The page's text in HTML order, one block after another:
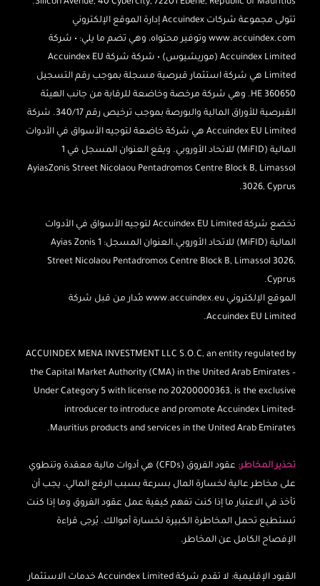
Silicon Avenue, 40 Cybercity, 72201 Ebène, Republic of Mauritius.
تتولى مجموعة شركات Accuindex إدارة الموقع الإلكتروني
www.accuindex.com وتوفير محتواه، وهي تضم ما يلي: • شركة
Accuindex Limited (موريشيوس) • شركة شركة Accuindex EU
Limited هي شركة استثمار قبرصية مسجلة بموجب رقم التسجيل
HE 360650. وهي شركة مرخصة وخاضعة للرقابة من جانب الهيئة
القبرصية للأوراق المالية والبورصة بموجب ترخيص رقم 340/17. شركة
Accuindex EU Limited هي شركة خاضعة لتوجيه الأسواق في الأدوات
المالية (MiFID) للاتحاد الأوروبي. ويقع العنوان المسجل في 1
AyiasZonis Street Nicolaou Pentadromos Centre Block B, Limassol
3026, Cyprus.
تخضع شركة Accuindex EU Limited لتوجيه الأسواق في الأدوات
المالية (MiFID) للاتحاد الأوروبي.
العنوان المسجل: 1 Ayias Zonis
Street Nicolaou Pentadromos Centre Block B, Limassol 3026,
Cyprus.
الموقع الإلكتروني www.accuindex.eu مُدار من قبل شركة
Accuindex EU Limited.
ACCUINDEX MENA INVESTMENT LLC S.O.C, an entity regulated by
the Capital Market Authority (CMA) in the United Arab Emirates –
Under Category 5 with license no 20200000363, is the exclusive
introducer to introduce and promote Accuindex Limited-
Mauritius products and services in the United Arab Emirates.
تحذير المخاطر:
عقود الفروق (CFDs) هي أدوات مالية معقدة وتنطوي
على مخاطر عالية لخسارة المال بسرعة بسبب الرفع المالي. يجب أن
تأخذ في الاعتبار ما إذا كنت تفهم كيفية عمل عقود الفروق وما إذا كنت
تستطيع تحمل المخاطرة الكبيرة لخسارة أموالك. يُرجى قراءة
الإفصاح الكامل عن المخاطر.
القيود الإقليمية: لا تقدم شركة Accuindex Limited خدمات الاستثمار